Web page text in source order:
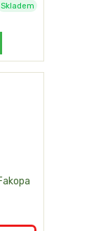
Skladem